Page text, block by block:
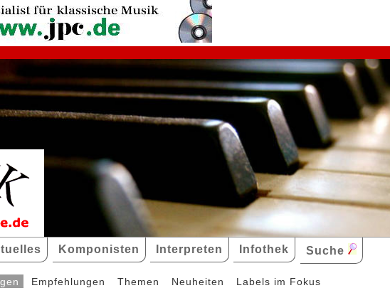
Komponisten Interpreten Infothek Suche
Empfehlungen Themen Neuheiten Labels im Fokus